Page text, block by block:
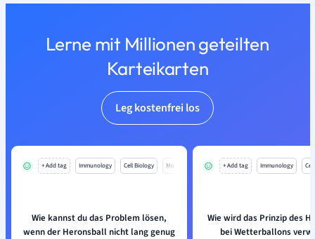
Lerne mit Millionen geteilten
Karteikarten
Leg kostenfrei los
+ Add tag Immunology Cell Biology Mo
Wie kannst du das Problem lösen,
wenn der Heronsball nicht lang genug
+ Add tag Immunology
Wie wird das Prinzip des
bei Wetterballons